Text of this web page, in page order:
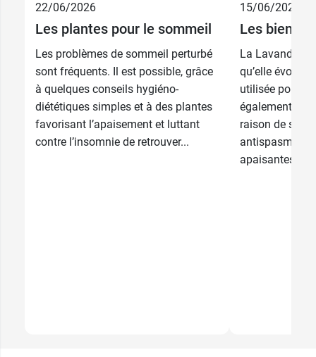
22/06/2026
Les plantes pour le sommeil
Les problèmes de sommeil perturbé
sont fréquents. Il est possible, grâce
à quelques conseils hygiéno-
diététiques simples et à des plantes
favorisant l’apaisement et luttant
contre l’insomnie de retrouver...
15/06/2026
Les
La Lavande et
qu’elle
utilisée pour
également en
raison de ses
apaisantes,...